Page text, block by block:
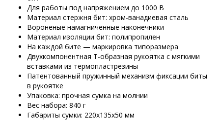
Для работы под напряжением до 1000 В
Материал стержня бит: хром-ванадиевая сталь
Вороненые намагниченные наконечники
Материал изоляции бит: полипропилен
На каждой бите — маркировка типоразмера
Двухкомпонентная Т-образная рукоятка с мягкими
вставками из термопластрезины
Патентованный пружинный механизм фиксации биты
в рукоятке
Упаковка: прочная сумка на молнии
Вес набора: 840 г
Габариты сумки: 220х135х50 мм